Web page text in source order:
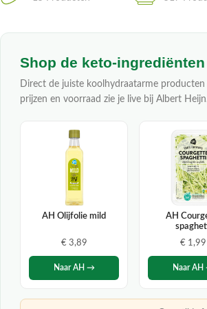
Shop de keto-
Direct de juiste koolhydraatarme
prijzen en voorraad zie je live bij Albert
AH Olijfolie mild
€ 3,89
Naar AH →
AH
€ 1,99
Naar